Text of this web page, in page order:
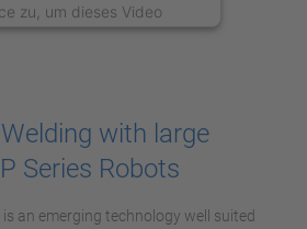
zu, um dieses Video
anzusehen.
Akzeptieren
Platform
with large
Series Robots
an emerging technology well suited